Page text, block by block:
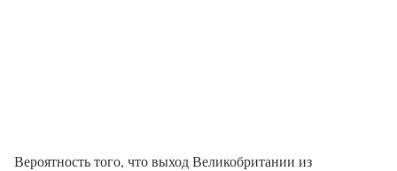
Вероятность того, что выход Великобритании из